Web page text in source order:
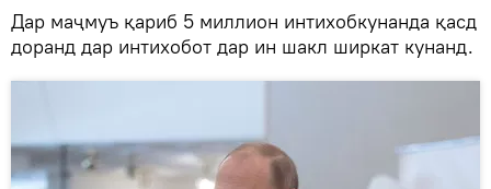
Дар маҷмуъ қариб 5 миллион интихобкунанда қасд
доранд дар интихобот дар ин шакл ширкат кунанд.